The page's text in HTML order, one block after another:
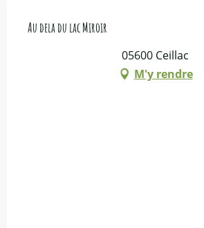
Au dela du lac Miroir
05600 Ceillac
M'y rendre